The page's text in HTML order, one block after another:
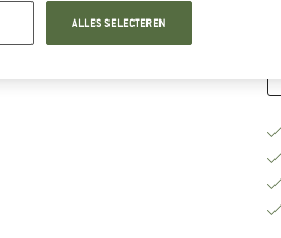
ALLES SELECTEREN